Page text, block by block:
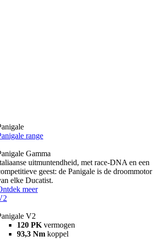
range
Gamma
uitmuntendheid, met race-DNA en een
geest: de Panigale is de droommotor
elke Ducatist.
meer
V2
120 PK vermogen
93,3 Nm koppel